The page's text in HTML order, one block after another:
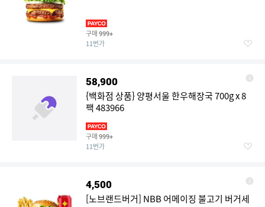
구매 999+
11번가
58,900
{백화점 상품} 양평서울 한우해장국 700g x 8
팩 483966
구매 999+
11번가
4,500
[노브랜드버거] NBB 어메이징 불고기 버거세